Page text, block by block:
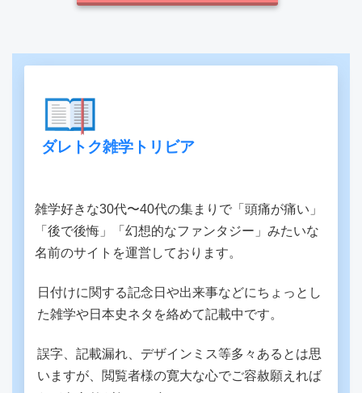
ダレトク雑学トリビア
雑学好きな30代〜40代の集まりで「頭痛が痛い」
「後で後悔」「幻想的なファンタジー」みたいな
名前のサイトを運営しております。
日付けに関する記念日や出来事などにちょっとし
た雑学や日本史ネタを絡めて記載中です。
誤字、記載漏れ、デザインミス等多々あるとは思
いますが、閲覧者様の寛大な心でご容赦願えれば